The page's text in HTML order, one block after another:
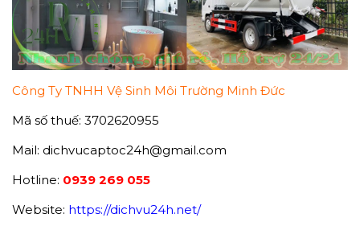
Công Ty TNHH Vệ Sinh Môi Trường Minh Đức
Mã số thuế: 3702620955
Mail: dichvucaptoc24h@gmail.com
Hotline: 0939 269 055
Website: https://dichvu24h.net/